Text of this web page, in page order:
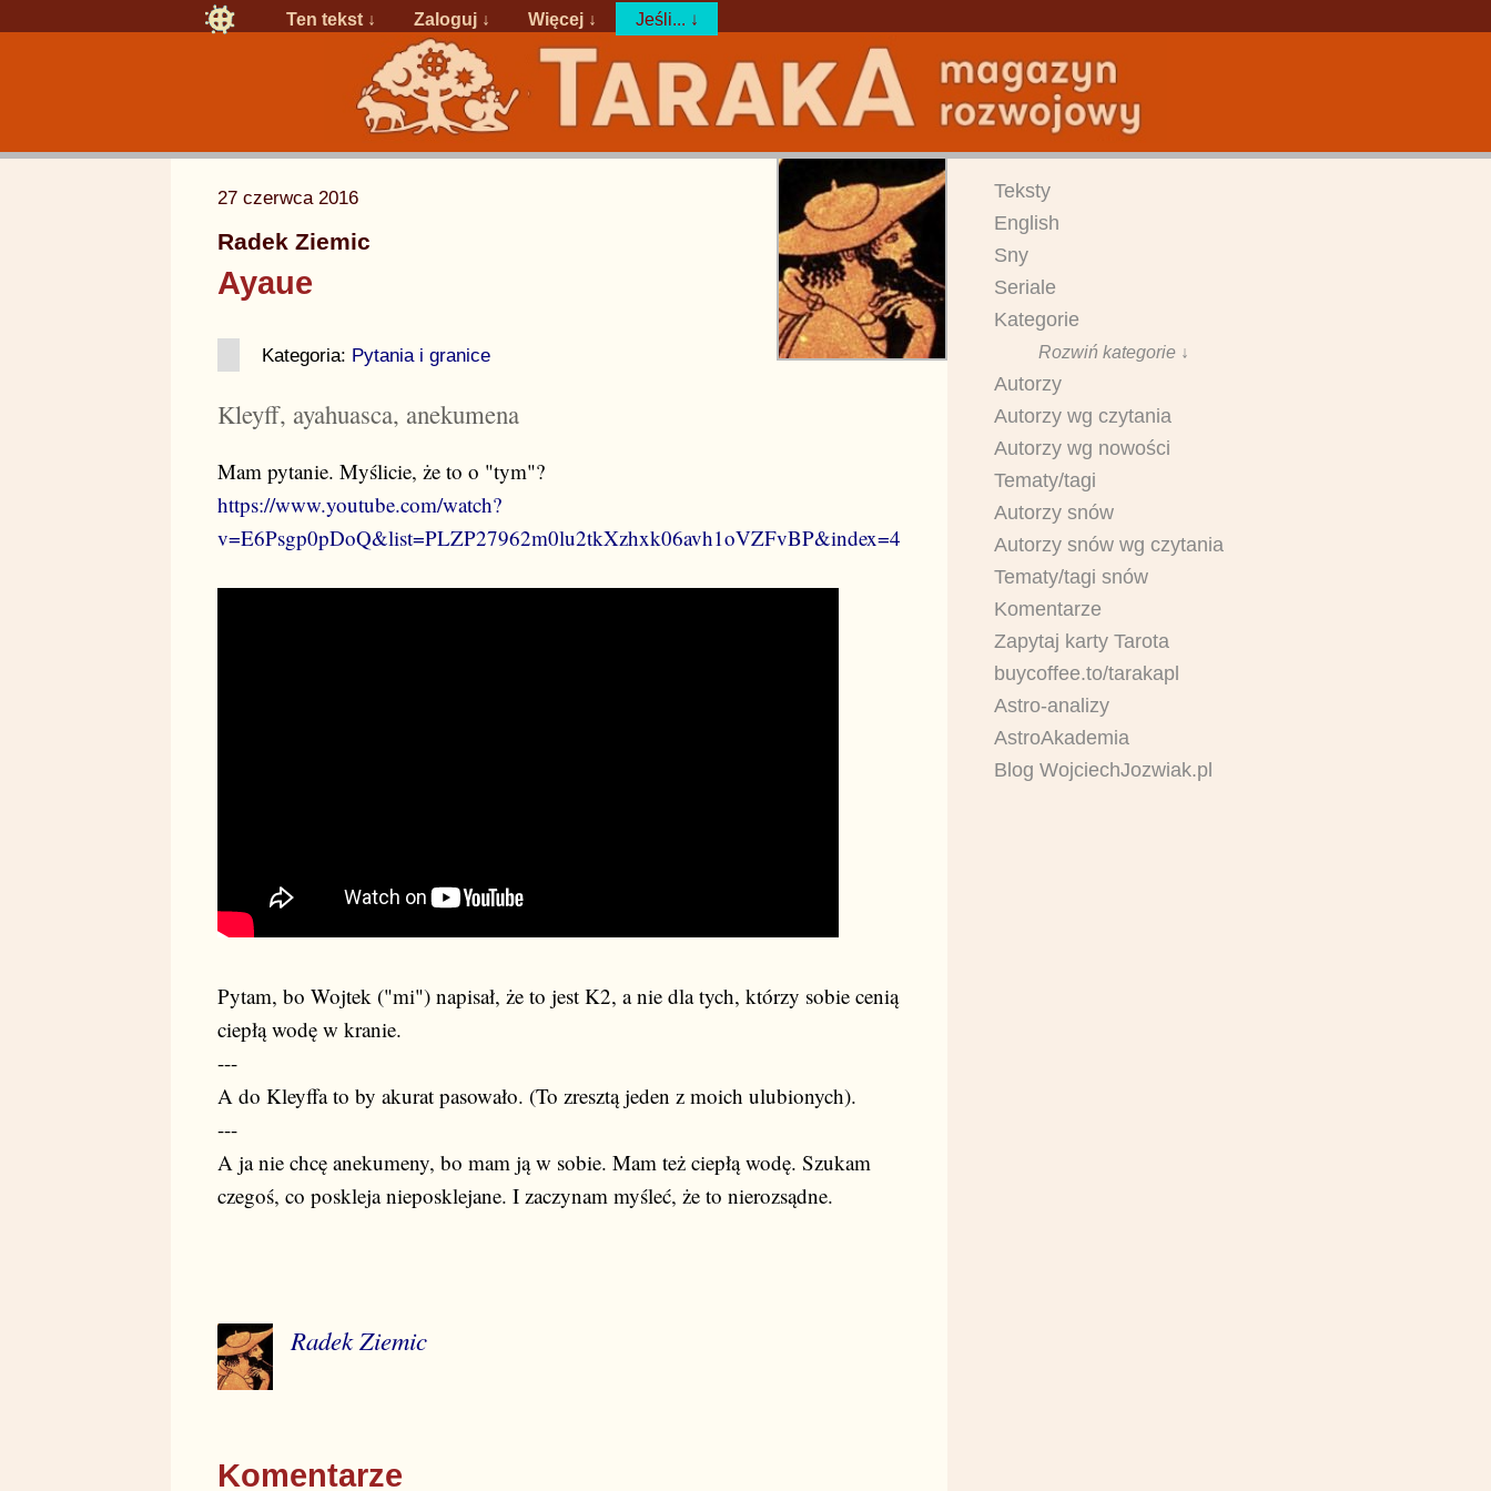
Ten tekst ↓ Zaloguj ↓ Więcej ↓ Jeśli... ↓
27 czerwca 2016
Radek Ziemic
Ayaue
Kategoria: Pytania i granice
Kleyff, ayahuasca, anekumena
Mam pytanie. Myślicie, że to o "tym"?
https://www.youtube.com/watch?
v=E6Psgp0pDoQ&list=PLZP27962m0lu2tkXzhxk06avh1oVZFvBP&index=4
Pytam, bo Wojtek ("mi") napisał, że to jest K2, a nie dla tych, którzy sobie cenią
ciepłą wodę w kranie.
---
A do Kleyffa to by akurat pasowało. (To zresztą jeden z moich ulubionych).
---
A ja nie chcę anekumeny, bo mam ją w sobie. Mam też ciepłą wodę. Szukam
czegoś, co poskleja nieposklejane. I zaczynam myśleć, że to nierozsądne.
Radek Ziemic
Komentarze
Teksty
English
Sny
Seriale
Kategorie
Rozwiń kategorie ↓
Autorzy
Autorzy wg czytania
Autorzy wg nowości
Tematy/tagi
Autorzy snów
Autorzy snów wg czytania
Tematy/tagi snów
Komentarze
Zapytaj karty Tarota
buycoffee.to/tarakapl
Astro-analizy
AstroAkademia
Blog WojciechJozwiak.pl